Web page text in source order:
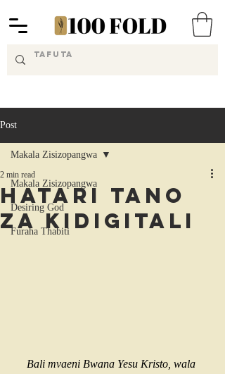
Post
Makala Zisizopangwa
Desiring God
Furaha Thabiti
Makala Zisizopangwa
Hatari Tano
za Kidigitali
2 min read
Bali mvaeni Bwana Yesu Kristo, wala